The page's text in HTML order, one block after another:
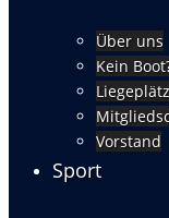
Über uns
Kein
Vorstand
Sport